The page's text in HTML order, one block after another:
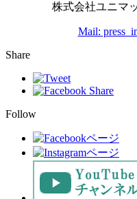
株式会社ユニマ
Mail:
Share
Follow